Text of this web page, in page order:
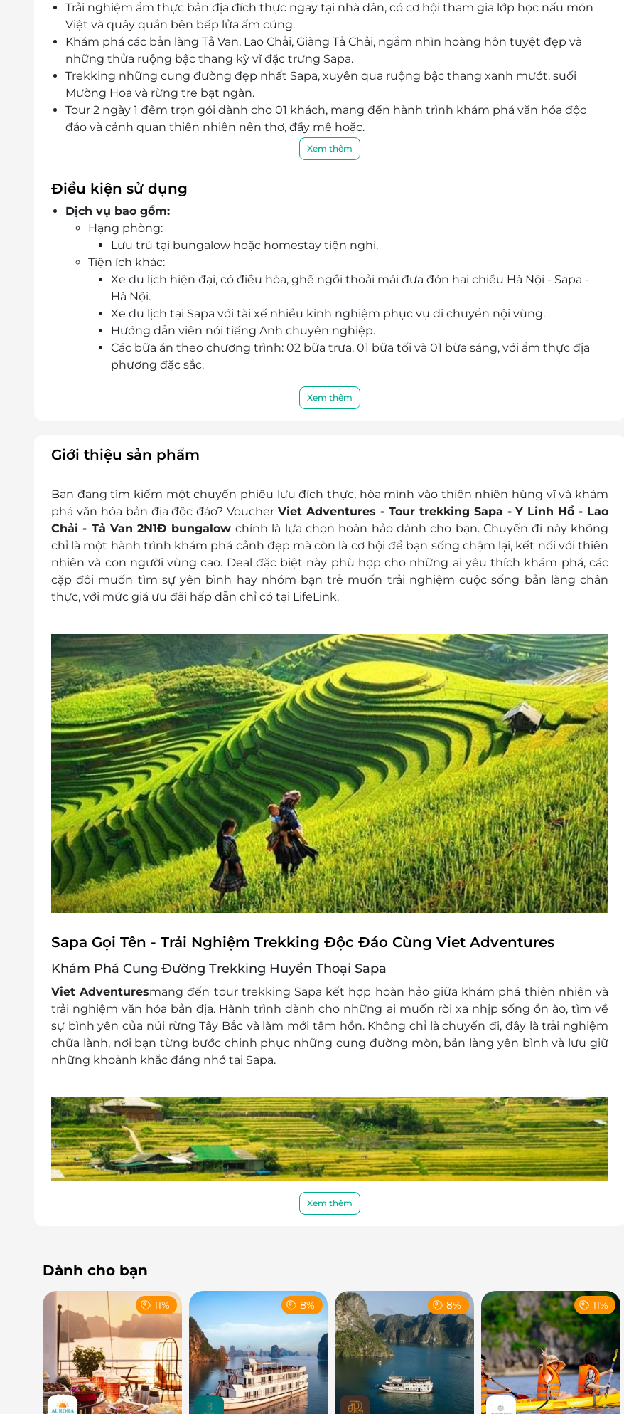
Trải nghiệm ẩm thực bản địa đích thực ngay tại nhà dân, có cơ hội tham gia lớp học nấu món
Việt và quây quần bên bếp lửa ấm cúng.
Khám phá các bản làng Tả Van, Lao Chải, Giàng Tả Chải, ngắm nhìn hoàng hôn tuyệt đẹp và
những thửa ruộng bậc thang kỳ vĩ đặc trưng Sapa.
Trekking những cung đường đẹp nhất Sapa, xuyên qua ruộng bậc thang xanh mướt, suối
Mường Hoa và rừng tre bạt ngàn.
Tour 2 ngày 1 đêm trọn gói dành cho 01 khách, mang đến hành trình khám phá văn hóa độc
đáo và cảnh quan thiên nhiên nên thơ, đầy mê hoặc.
Sống cùng người Giáy tại Tả Van, tìm hiểu phong tục tập quán và cảm nhận nhịp sống chậm
rãi, mộc mạc của đồng bào dân tộc địa phương.
Tham gia hoạt động đốt lửa trại, quây quần bên bạn bè và người thân, chia sẻ những khoảnh
khắc đáng nhớ giữa núi rừng Tây Bắc về đêm.
Trekking qua các bản của người H’Mông Đen, Dao Đỏ, Giáy giúp bạn hiểu sâu sắc hơn về văn
hóa, con người và cuộc sống vùng cao.
Xem thêm
Điều kiện sử dụng
Dịch vụ bao gồm:
Hạng phòng:
Lưu trú tại bungalow hoặc homestay tiện nghi.
Tiện ích khác:
Xe du lịch hiện đại, có điều hòa, ghế ngồi thoải mái đưa đón hai chiều Hà Nội - Sapa -
Hà Nội.
Xe du lịch tại Sapa với tài xế nhiều kinh nghiệm phục vụ di chuyển nội vùng.
Hướng dẫn viên nói tiếng Anh chuyên nghiệp.
Các bữa ăn theo chương trình: 02 bữa trưa, 01 bữa tối và 01 bữa sáng, với ẩm thực địa
phương đặc sắc.
Wifi miễn phí tại khu vực bungalow.
Vui lòng liên hệ kiểm tra tình trạng phòng trống qua hotline trước khi mua voucher để
đảm bảo dịch vụ tốt nhất.
Văn phòng Hồ Chí Minh: 028.6680 8757.
Lưu ý:
Không bao gồm đồ uống và bảo hiểm du lịch.
Các chi tiêu cá nhân không nằm trong gói dịch vụ.
Phụ thu:
Phụ thu ngày Lễ, Tết (thanh toán tại chỗ).
Đi xe bus đêm: Phụ thu 50.000 vnđ/khách.
Thông tin liên hệ:
Hotline hỗ trợ & tư vấn (9h-20h): 1900 2065.
Văn phòng Hồ Chí Minh: 028.6680 8757.
Điều kiện khác:
Áp dụng 01 e-Voucher/e-Coupon cho 01 khách.
Khách hàng có thể mua nhiều e-Voucher/e-Coupon.
e-Voucher/e-Coupon không có giá trị quy đổi thành tiền mặt, không hoàn lại tiền thừa.
Không áp dụng đồng thời với chương trình khuyến mại khác.
Xem thêm
Giới thiệu sản phẩm
Bạn đang tìm kiếm một chuyến phiêu lưu đích thực, hòa mình vào thiên nhiên hùng vĩ và khám
phá văn hóa bản địa độc đáo? VoucherViet Adventures - Tour trekking Sapa - Y Linh Hồ - Lao
Chải - Tả Van 2N1Đ bungalow chính là lựa chọn hoàn hảo dành cho bạn. Chuyến đi này không
chỉ là một hành trình khám phá cảnh đẹp mà còn là cơ hội để bạn sống chậm lại, kết nối với thiên
nhiên và con người vùng cao. Deal đặc biệt này phù hợp cho những ai yêu thích khám phá, các
cặp đôi muốn tìm sự yên bình hay nhóm bạn trẻ muốn trải nghiệm cuộc sống bản làng chân
thực, với mức giá ưu đãi hấp dẫn chỉ có tại LifeLink.
Sapa Gọi Tên - Trải Nghiệm Trekking Độc Đáo Cùng Viet Adventures
Khám Phá Cung Đường Trekking Huyền Thoại Sapa
Viet Adventuresmang đến tour trekking Sapa kết hợp hoàn hảo giữa khám phá thiên nhiên và
trải nghiệm văn hóa bản địa. Hành trình dành cho những ai muốn rời xa nhịp sống ồn ào, tìm về
sự bình yên của núi rừng Tây Bắc và làm mới tâm hồn. Không chỉ là chuyến đi, đây là trải nghiệm
chữa lành, nơi bạn từng bước chinh phục những cung đường mòn, bản làng yên bình và lưu giữ
những khoảnh khắc đáng nhớ tại Sapa.
Lịch trình chi tiết
Xem thêm
Dành cho bạn
11% 8% 8% 11%